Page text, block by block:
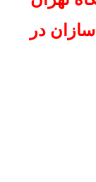
در